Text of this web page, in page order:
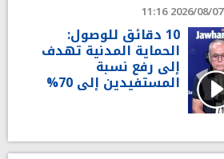
2026/08/07 11:16
10 دقائق للوصول:
الحماية المدنية تهدف
إلى رفع نسبة
المستفيدين إلى 70%